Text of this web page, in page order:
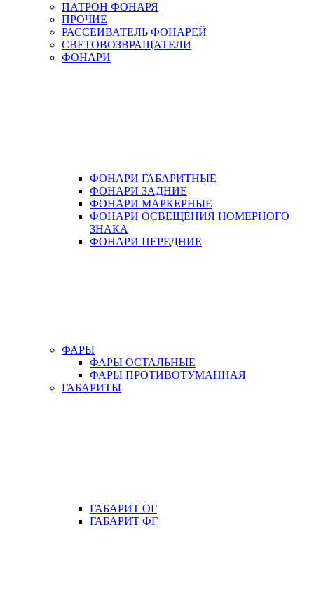
ПАТРОН ФОНАРЯ
ПРОЧИЕ
РАССЕИВАТЕЛЬ ФОНАРЕЙ
СВЕТОВОЗВРАЩАТЕЛИ
ФОНАРИ
ФОНАРИ ГАБАРИТНЫЕ
ФОНАРИ ЗАДНИЕ
ФОНАРИ МАРКЕРНЫЕ
ФОНАРИ ОСВЕЩЕНИЯ НОМЕРНОГО
ЗНАКА
ФОНАРИ ПЕРЕДНИЕ
ФАРЫ
ФАРЫ ОСТАЛЬНЫЕ
ФАРЫ ПРОТИВОТУМАННАЯ
ГАБАРИТЫ
ГАБАРИТ ОГ
ГАБАРИТ ФГ